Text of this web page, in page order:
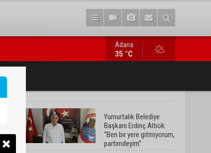
Feke’de mahalle çalışmaları sahada değerlendirildi
Adana
35 °C
Yumurtalık Belediye
Başkanı Erdinç Altıok:
“Ben bir yere gitmiyorum,
partimdeyim”